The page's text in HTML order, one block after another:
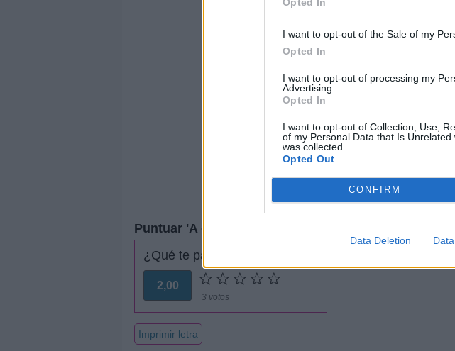
I want to opt-out of the Sale of my
Opted In
I want to opt-out of processing my
Advertising.
Opted In
I want to opt-out of Collection, Use,
of my Personal Data that Is
was collected.
Opted Out
CONFIRM
Data Deletion
Puntuar 'A eme o'
¿Qué te parece esta canción?
2,00
3 votos
Imprimir letra